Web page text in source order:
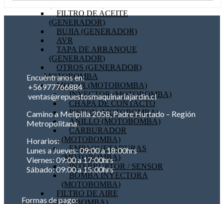
FILTRO DE ACEITE
(GENERADOR)
BUJIA (GENERADOR)
AVR
TAPA DE ARRANQUE
(GENERADOR)
OTROS (GENERADOR)
MOTOBOMBA
MOTOR (MOTOBOMBA)
INYECTOR (MOTOBOMBA)
CHAPA DE CONTACTO
PISTON (MOTOBOMBA)
ANILLO (MOTOBOMBA)
CARBURADOR
(MOTOBOMBA)
EMPAQUETADURAS
(MOTOBOMBA)
INTERRUPTOR / SENSOR
BOMBA INYECTORA
(MOTOBOMBA)
FILTRO DE AIRE
(MOTOBOMBA)
Encuéntranos en:
+56977766884
ventas@repuestosmaquinariajardin.cl
Camino a Melipilla 2058, Padre Hurtado – Región
Metropolitana
Horarios:
Lunes a Jueves: 09:00 a 18:00hrs
Viernes: 09:00 a 17:00hrs
Sábado: 09:00 a 15:00hrs
Formas de pago: